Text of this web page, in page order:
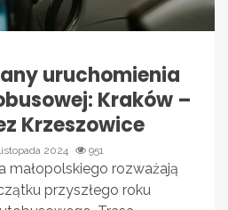
uruchomienia
Kraków –
Krzeszowice
2024 951
małopolskiego rozważają
przyszłego roku